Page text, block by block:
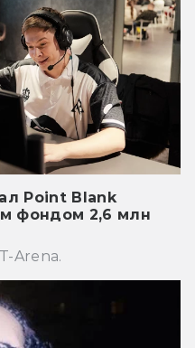
Point Blank
фондом 2,6 млн
Arena.